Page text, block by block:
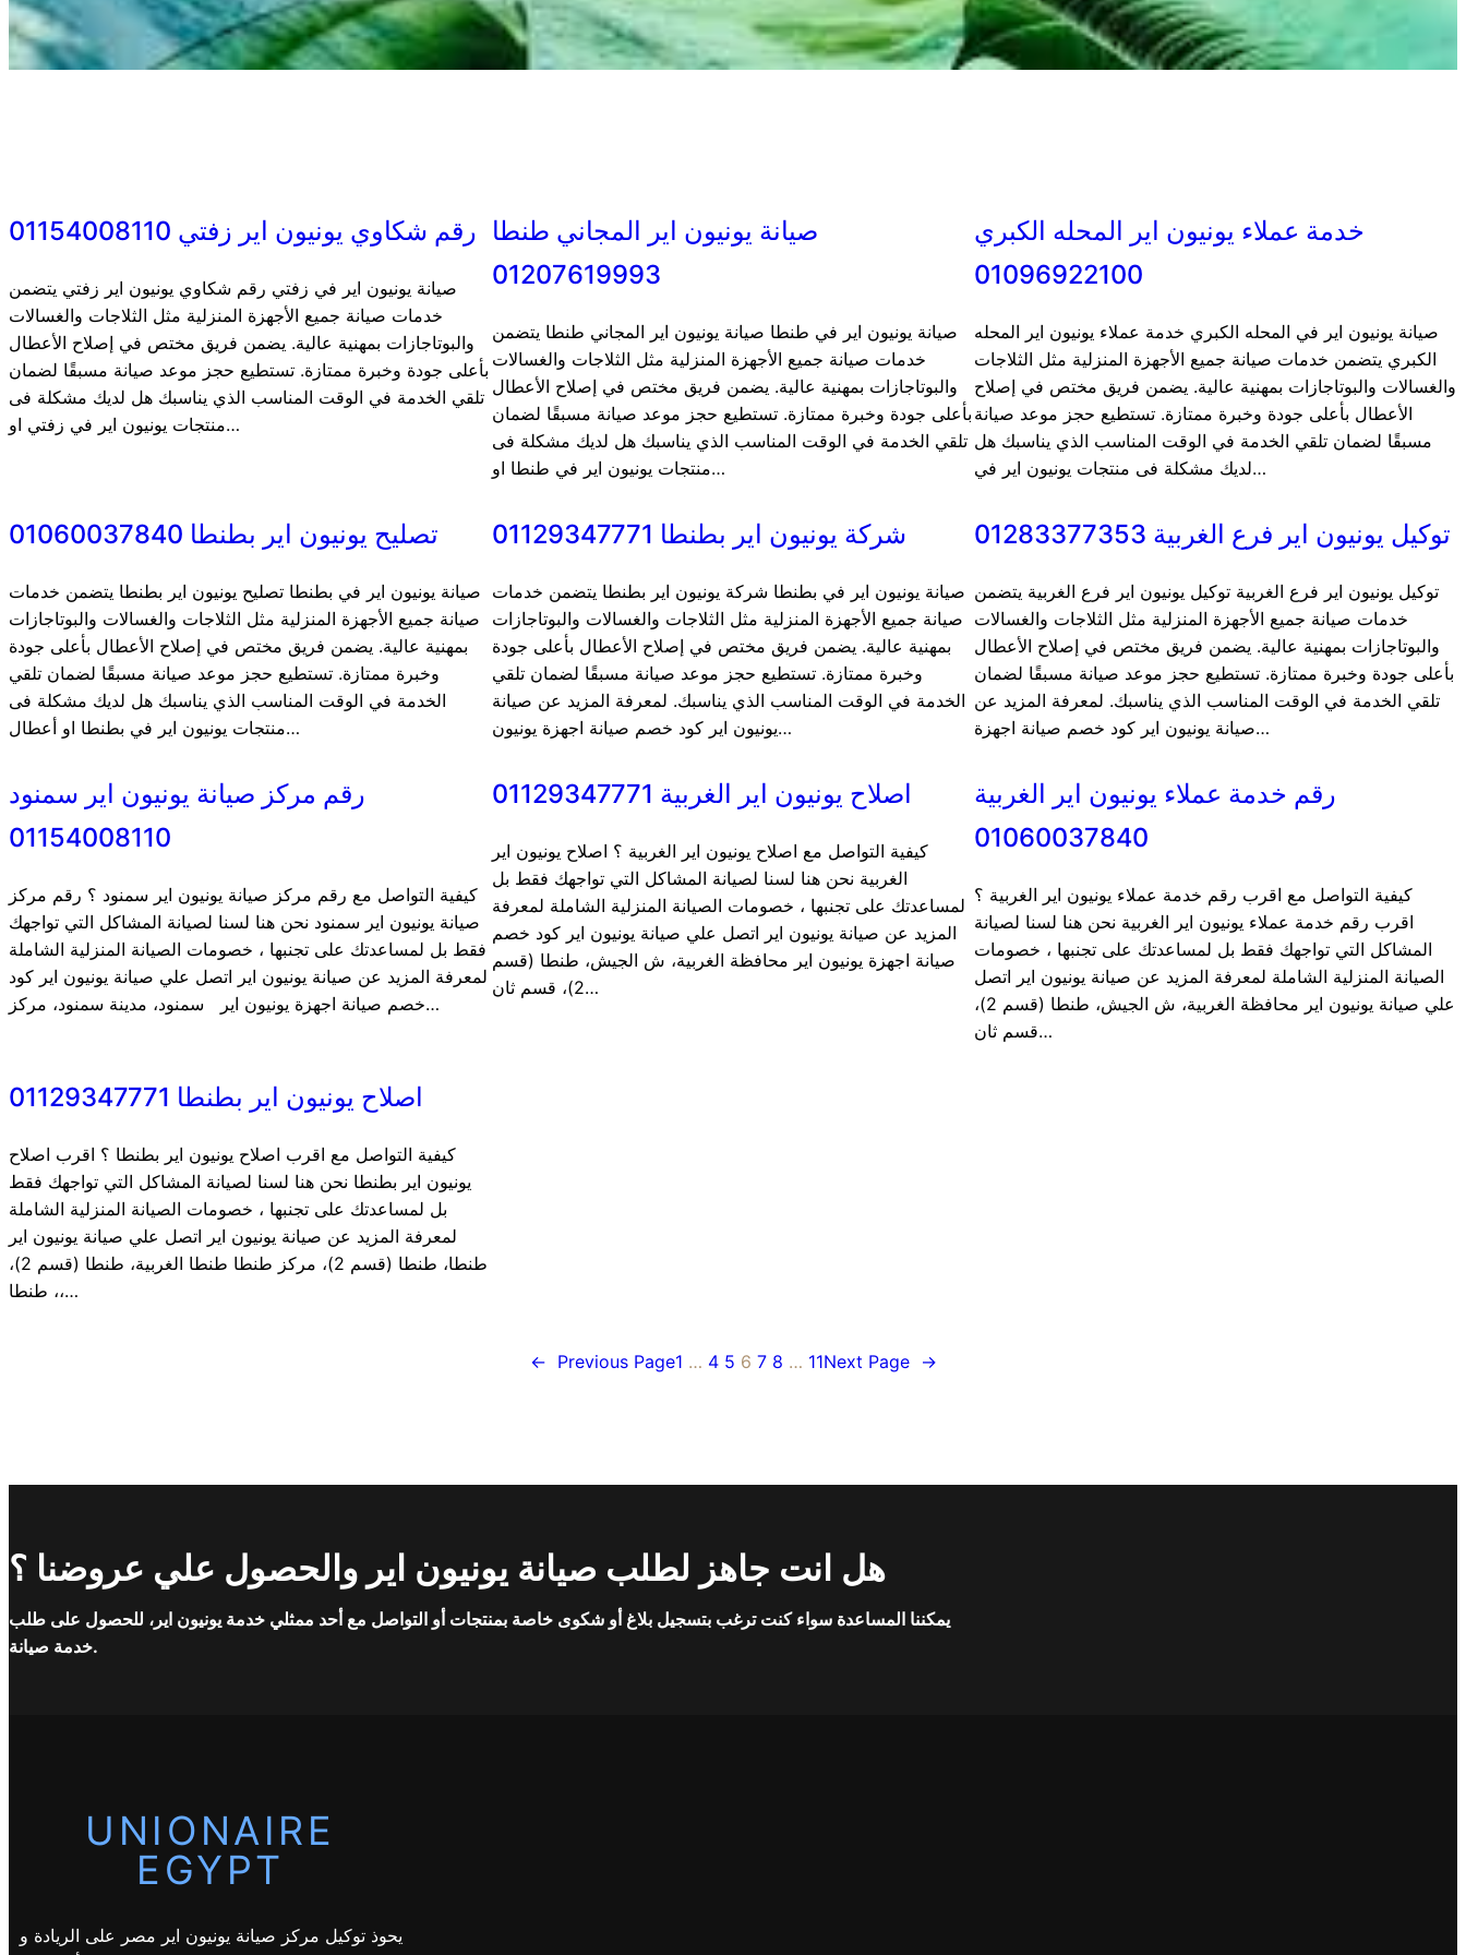
رقم شكاوي يونيون اير زفتي 01154008110
صيانة يونيون اير في زفتي رقم شكاوي يونيون اير زفتي يتضمن
خدمات صيانة جميع الأجهزة المنزلية مثل الثلاجات والغسالات
والبوتاجازات بمهنية عالية. يضمن فريق مختص في إصلاح الأعطال
بأعلى جودة وخبرة ممتازة. تستطيع حجز موعد صيانة مسبقًا لضمان
تلقي الخدمة في الوقت المناسب الذي يناسبك هل لديك مشكلة فى
منتجات يونيون اير في زفتي او…
صيانة يونيون اير المجاني طنطا
01207619993
صيانة يونيون اير في طنطا صيانة يونيون اير المجاني طنطا يتضمن
خدمات صيانة جميع الأجهزة المنزلية مثل الثلاجات والغسالات
والبوتاجازات بمهنية عالية. يضمن فريق مختص في إصلاح الأعطال
بأعلى جودة وخبرة ممتازة. تستطيع حجز موعد صيانة مسبقًا لضمان
تلقي الخدمة في الوقت المناسب الذي يناسبك هل لديك مشكلة فى
منتجات يونيون اير في طنطا او…
خدمة عملاء يونيون اير المحله الكبري
01096922100
صيانة يونيون اير في المحله الكبري خدمة عملاء يونيون اير المحله
الكبري يتضمن خدمات صيانة جميع الأجهزة المنزلية مثل الثلاجات
والغسالات والبوتاجازات بمهنية عالية. يضمن فريق مختص في إصلاح
الأعطال بأعلى جودة وخبرة ممتازة. تستطيع حجز موعد صيانة
مسبقًا لضمان تلقي الخدمة في الوقت المناسب الذي يناسبك هل
لديك مشكلة فى منتجات يونيون اير في…
تصليح يونيون اير بطنطا 01060037840
صيانة يونيون اير في بطنطا تصليح يونيون اير بطنطا يتضمن خدمات
صيانة جميع الأجهزة المنزلية مثل الثلاجات والغسالات والبوتاجازات
بمهنية عالية. يضمن فريق مختص في إصلاح الأعطال بأعلى جودة
وخبرة ممتازة. تستطيع حجز موعد صيانة مسبقًا لضمان تلقي
الخدمة في الوقت المناسب الذي يناسبك هل لديك مشكلة فى
منتجات يونيون اير في بطنطا او أعطال…
شركة يونيون اير بطنطا 01129347771
صيانة يونيون اير في بطنطا شركة يونيون اير بطنطا يتضمن خدمات
صيانة جميع الأجهزة المنزلية مثل الثلاجات والغسالات والبوتاجازات
بمهنية عالية. يضمن فريق مختص في إصلاح الأعطال بأعلى جودة
وخبرة ممتازة. تستطيع حجز موعد صيانة مسبقًا لضمان تلقي
الخدمة في الوقت المناسب الذي يناسبك. لمعرفة المزيد عن صيانة
يونيون اير كود خصم صيانة اجهزة يونيون…
توكيل يونيون اير فرع الغربية 01283377353
توكيل يونيون اير فرع الغربية توكيل يونيون اير فرع الغربية يتضمن
خدمات صيانة جميع الأجهزة المنزلية مثل الثلاجات والغسالات
والبوتاجازات بمهنية عالية. يضمن فريق مختص في إصلاح الأعطال
بأعلى جودة وخبرة ممتازة. تستطيع حجز موعد صيانة مسبقًا لضمان
تلقي الخدمة في الوقت المناسب الذي يناسبك. لمعرفة المزيد عن
صيانة يونيون اير كود خصم صيانة اجهزة…
رقم مركز صيانة يونيون اير سمنود
01154008110
كيفية التواصل مع رقم مركز صيانة يونيون اير سمنود ؟ رقم مركز
صيانة يونيون اير سمنود نحن هنا لسنا لصيانة المشاكل التي تواجهك
فقط بل لمساعدتك على تجنبها ، خصومات الصيانة المنزلية الشاملة
لمعرفة المزيد عن صيانة يونيون اير اتصل علي صيانة يونيون اير كود
خصم صيانة اجهزة يونيون اير سمنود، مدينة سمنود، مركز…
اصلاح يونيون اير الغربية 01129347771
كيفية التواصل مع اصلاح يونيون اير الغربية ؟ اصلاح يونيون اير
الغربية نحن هنا لسنا لصيانة المشاكل التي تواجهك فقط بل
لمساعدتك على تجنبها ، خصومات الصيانة المنزلية الشاملة لمعرفة
المزيد عن صيانة يونيون اير اتصل علي صيانة يونيون اير كود خصم
صيانة اجهزة يونيون اير محافظة الغربية، ش الجيش، طنطا (قسم
2)، قسم ثان…
رقم خدمة عملاء يونيون اير الغربية
01060037840
كيفية التواصل مع اقرب رقم خدمة عملاء يونيون اير الغربية ؟
اقرب رقم خدمة عملاء يونيون اير الغربية نحن هنا لسنا لصيانة
المشاكل التي تواجهك فقط بل لمساعدتك على تجنبها ، خصومات
الصيانة المنزلية الشاملة لمعرفة المزيد عن صيانة يونيون اير اتصل
علي صيانة يونيون اير محافظة الغربية، ش الجيش، طنطا (قسم 2)،
قسم ثان…
اصلاح يونيون اير بطنطا 01129347771
كيفية التواصل مع اقرب اصلاح يونيون اير بطنطا ؟ اقرب اصلاح
يونيون اير بطنطا نحن هنا لسنا لصيانة المشاكل التي تواجهك فقط
بل لمساعدتك على تجنبها ، خصومات الصيانة المنزلية الشاملة
لمعرفة المزيد عن صيانة يونيون اير اتصل علي صيانة يونيون اير
طنطا، طنطا (قسم 2)، مركز طنطا طنطا الغربية، طنطا (قسم 2)،
، طنطا،…
← Previous Page1 … 4 5 6 7 8 … 11Next Page →
هل انت جاهز لطلب صيانة يونيون اير والحصول علي عروضنا ؟
يمكننا المساعدة سواء كنت ترغب بتسجيل بلاغ أو شكوى خاصة بمنتجات أو التواصل مع أحد ممثلي خدمة يونيون اير، للحصول على طلب
خدمة صيانة.
UNIONAIRE
EGYPT
يحوذ توكيل مركز صيانة يونيون اير مصر على الريادة و